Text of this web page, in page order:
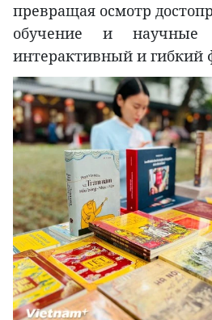
превращая осмотр
обучение и научные
интерактивный и гибкий